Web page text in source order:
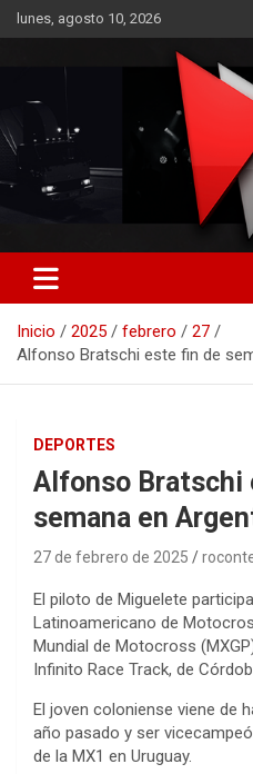
Saltar
al
lunes, agosto 10, 2026
RO
Inicio 2025 febrero
27
Alfonso Bratschi este fin de
DEPORTES
Alfonso Bratschi
semana en
27 de febrero de 2025
El piloto de Miguelete
Latinoamericano de
Mundial de Motocross
Infinito Race Track, de
El joven coloniense viene de
año pasado y ser
de la MX1 en Uruguay.